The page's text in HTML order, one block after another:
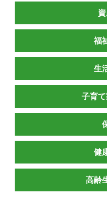
福
生
子育
健
高齢